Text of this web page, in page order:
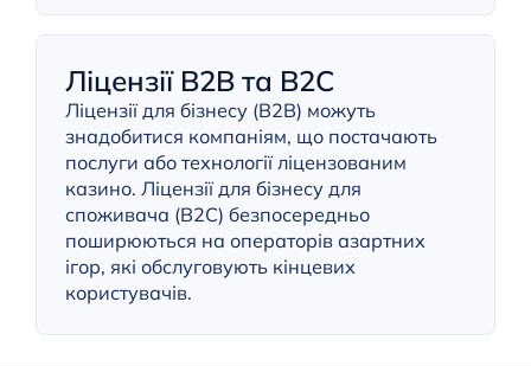
Ліцензії B2B та B2C
Ліцензії для бізнесу (B2B) можуть
знадобитися компаніям, що постачають
послуги або технології ліцензованим
казино. Ліцензії для бізнесу для
споживача (B2C) безпосередньо
поширюються на операторів азартних
ігор, які обслуговують кінцевих
користувачів.